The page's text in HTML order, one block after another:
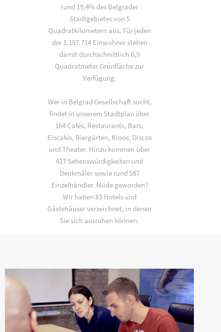
rund 19,4% des Belgrader
Stadtgebietes von 5
Quadratkilometern aus. Für jeden
der 1.197.714 Einwohner stehen
damit durchschnittlich 0,9
Quadratmeter Grünfläche zur
Verfügung.
Wer in Belgrad Gesellschaft sucht,
findet in unserem Stadtplan über
164 Cafés, Restaurants, Bars,
Eiscafés, Biergärten, Kinos, Discos
und Theater. Hinzu kommen über
417 Sehenswürdigkeiten und
Denkmäler sowie rund 587
Einzelhändler. Müde geworden?
Wir haben 83 Hotels und
Gästehäuser verzeichnet, in denen
Sie sich ausruhen können.